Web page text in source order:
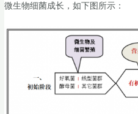
微生物细菌成长，如下图所示：